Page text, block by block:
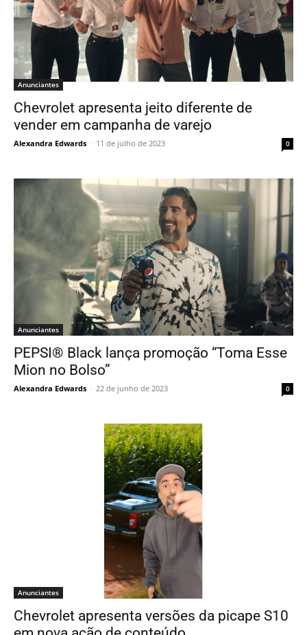
Anunciantes
Chevrolet apresenta jeito diferente de
vender em campanha de varejo
Alexandra Edwards - 11 de julho de 2023 0
Anunciantes
PEPSI® Black lança promoção “Toma Esse
Mion no Bolso”
Alexandra Edwards - 22 de junho de 2023 0
Anunciantes
Chevrolet apresenta versões da picape S10